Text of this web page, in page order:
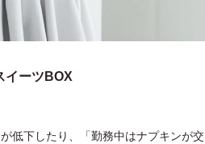
イーツBOX
低下したり、「勤務中はナプキンが交